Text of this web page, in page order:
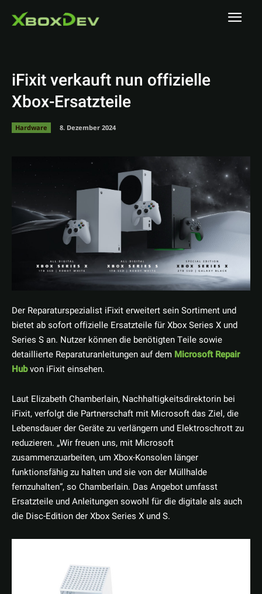
iFixit verkauft nun offizielle
Xbox-Ersatzteile
Hardware 8. Dezember 2024
Der Reparaturspezialist iFixit erweitert sein Sortiment und
bietet ab sofort offizielle Ersatzteile für Xbox Series X und
Series S an. Nutzer können die benötigten Teile sowie
detaillierte Reparaturanleitungen auf dem Microsoft Repair
Hubvon iFixit einsehen.
Laut Elizabeth Chamberlain, Nachhaltigkeitsdirektorin bei
iFixit, verfolgt die Partnerschaft mit Microsoft das Ziel, die
Lebensdauer der Geräte zu verlängern und Elektroschrott zu
reduzieren. „Wir freuen uns, mit Microsoft
zusammenzuarbeiten, um Xbox-Konsolen länger
funktionsfähig zu halten und sie von der Müllhalde
fernzuhalten“, so Chamberlain. Das Angebot umfasst
Ersatzteile und Anleitungen sowohl für die digitale als auch
die Disc-Edition der Xbox Series X und S.